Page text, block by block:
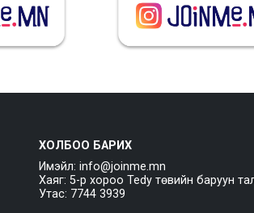
ХОЛБОО БАРИХ
Имэйл: info@joinme.mn
Хаяг: 5-р хороо Tedy төвийн баруун
Утас: 7744 3939